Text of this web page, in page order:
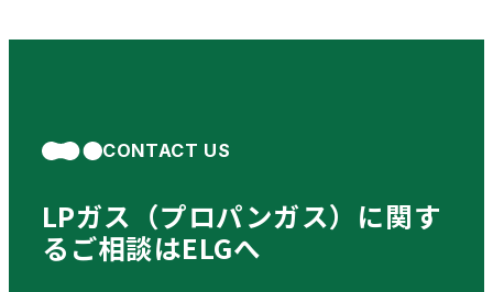
CONTACT US
LPガス（プロパンガス）に関す
る ご相談はELGへ